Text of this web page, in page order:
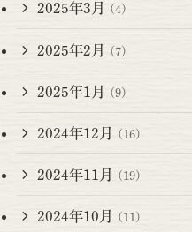
2025年3月 (4)
2025年2月 (7)
2025年1月 (9)
2024年12月 (16)
2024年11月 (19)
2024年10月 (11)